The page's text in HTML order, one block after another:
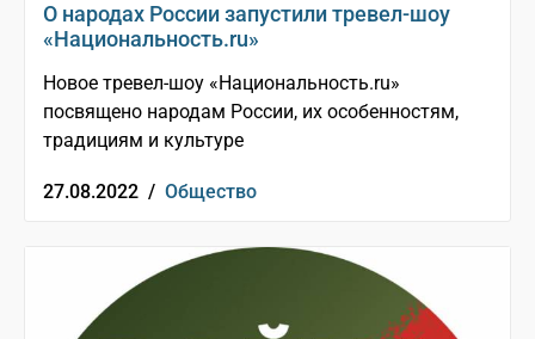
О народах России запустили тревел-шоу
«Национальность.ru»
Новое тревел-шоу «Национальность.ru»
посвящено народам России, их особенностям,
традициям и культуре
27.08.2022 / Общество